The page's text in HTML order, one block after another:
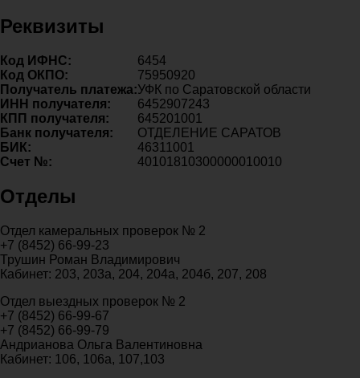
Реквизиты
Код ИФНС:
6454
Код ОКПО:
75950920
Получатель платежа:УФК по Саратовской области
ИНН получателя:
6452907243
КПП получателя:
645201001
Банк получателя:
ОТДЕЛЕНИЕ САРАТОВ
БИК:
46311001
Счет №:
40101810300000010010
Отделы
Отдел камеральных проверок № 2
+7 (8452) 66-99-23
Трушин Роман Владимирович
Кабинет: 203, 203а, 204, 204а, 204б, 207, 208
Отдел выездных проверок № 2
+7 (8452) 66-99-67
+7 (8452) 66-99-79
Андрианова Ольга Валентиновна
Кабинет: 106, 106а, 107,103